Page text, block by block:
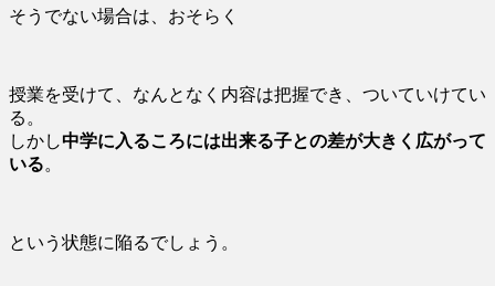
そうでない場合は、おそらく
授業を受けて、なんとなく内容は把握でき、ついていけてい
る。
しかし中学に入るころには出来る子との差が大きく広がって
いる。
という状態に陥るでしょう。